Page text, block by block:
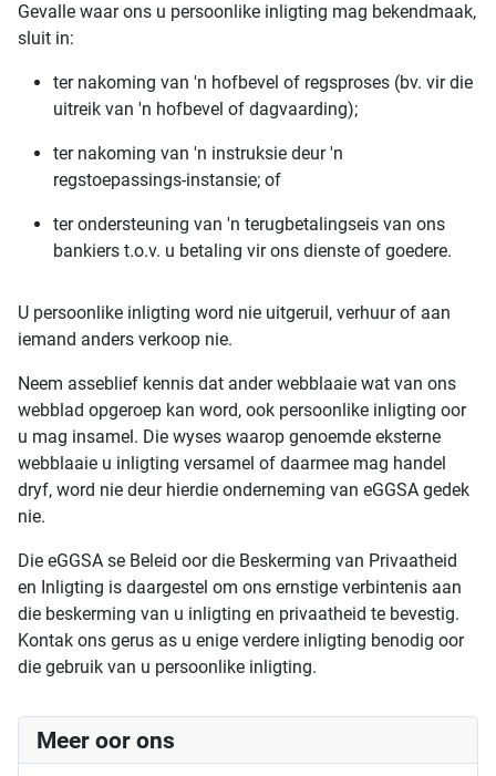
Meer oor ons
Gevalle waar ons u persoonlike inligting mag bekendmaak,
sluit in:
ter nakoming van 'n hofbevel of regsproses (bv. vir die
uitreik van 'n hofbevel of dagvaarding);
ter nakoming van 'n instruksie deur 'n
regstoepassings-instansie; of
ter ondersteuning van 'n terugbetalingseis van ons
bankiers t.o.v. u betaling vir ons dienste of goedere.
U persoonlike inligting word nie uitgeruil, verhuur of aan
iemand anders verkoop nie.
Neem asseblief kennis dat ander webblaaie wat van ons
webblad opgeroep kan word, ook persoonlike inligting oor
u mag insamel. Die wyses waarop genoemde eksterne
webblaaie u inligting versamel of daarmee mag handel
dryf, word nie deur hierdie onderneming van eGGSA gedek
nie.
Die eGGSA se Beleid oor die Beskerming van Privaatheid
en Inligting is daargestel om ons ernstige verbintenis aan
die beskerming van u inligting en privaatheid te bevestig.
Kontak ons gerus as u enige verdere inligting benodig oor
die gebruik van u persoonlike inligting.